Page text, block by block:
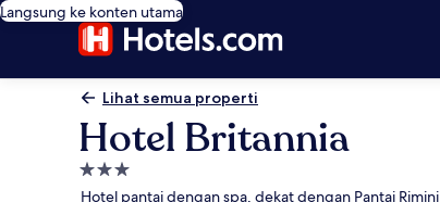
Langsung ke konten utama
Lihat semua properti
Hotel Britannia
Properti
bintang
Hotel pantai dengan spa, dekat dengan Pantai Rimini